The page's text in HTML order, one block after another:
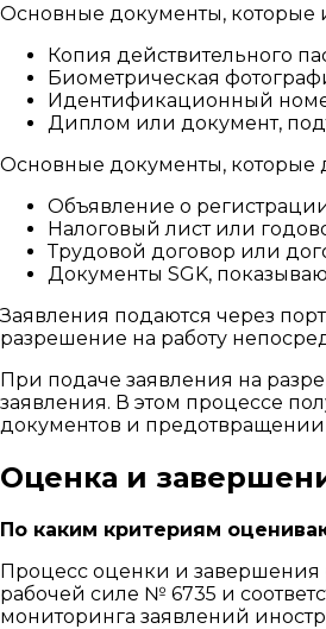
Основные документы, которые
Копия действительного
Биометрическая
Идентификационный
Диплом или документ,
Основные документы, которые
Объявление о
Налоговый лист или
Трудовой договор или
Документы SGK,
Заявления подаются через
разрешение на работу
При подаче заявления на
заявления. В этом процессе
документов и
Оценка и
По каким критериям
Процесс оценки и завершения
рабочей силе № 6735 и
мониторинга заявлений